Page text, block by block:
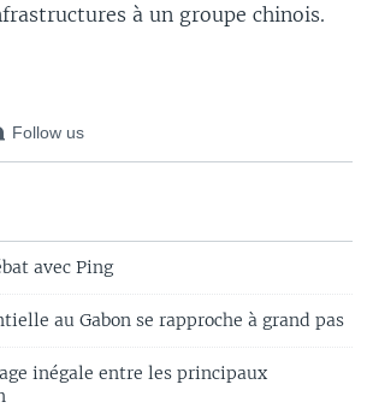
à un groupe chinois.
Follow us
avec Ping
au Gabon se rapproche à grand pas
inégale entre les principaux